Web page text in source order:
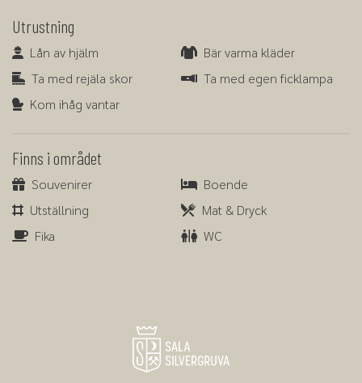
Utrustning
Lån av hjälm
Lån av hjälm Bär varma kläder
Bär varma kläder
Ta med rejäla skor
Ta med rejäla skor Ta med egen ficklampa
Ta med egen ficklampa
Kom ihåg vantar
Kom ihåg vantar
Finns i området
Souvenirer
Souvenirer BoendeBoende
Utställning
Utställning Mat & Dryck
Mat & Dryck
Fika Fika WC WC